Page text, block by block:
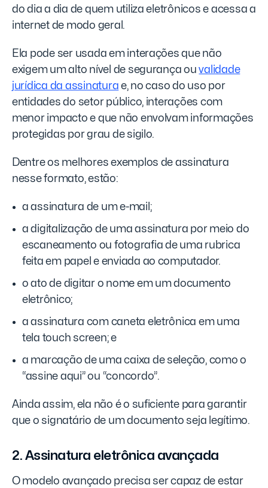
do dia a dia de quem utiliza eletrônicos e acessa a
internet de modo geral.
Ela pode ser usada em interações que não
exigem um alto nível de segurança ouvalidade
jurídica da assinatura e, no caso do uso por
entidades do setor público, interações com
menor impacto e que não envolvam informações
protegidas por grau de sigilo.
Dentre os melhores exemplos de assinatura
nesse formato, estão:
a assinatura de um e-mail;
a digitalização de uma assinatura por meio do
escaneamento ou fotografia de uma rubrica
feita em papel e enviada ao computador.
o ato de digitar o nome em um documento
eletrônico;
a assinatura com caneta eletrônica em uma
tela touch screen; e
a marcação de uma caixa de seleção, como o
“assine aqui” ou “concordo”.
Ainda assim, ela não é o suficiente para garantir
que o signatário de um documento seja legítimo.
2. Assinatura eletrônica avançada
O modelo avançado precisa ser capaz de estar